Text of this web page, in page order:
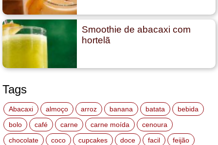
Smoothie de abacaxi com
hortelã
Tags
Abacaxi almoço arroz banana batata
bebida
bolo
café carne carne moída
cenoura
chocolate
coco cupcakes doce facil
feijão